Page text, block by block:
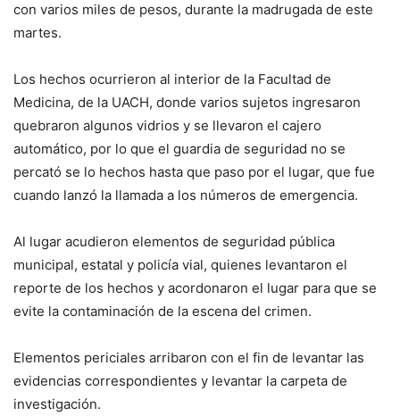
con varios miles de pesos, durante la madrugada de este
martes.
Los hechos ocurrieron al interior de la Facultad de
Medicina, de la UACH, donde varios sujetos ingresaron
quebraron algunos vidrios y se llevaron el cajero
automático, por lo que el guardia de seguridad no se
percató se lo hechos hasta que paso por el lugar, que fue
cuando lanzó la llamada a los números de emergencia.
Al lugar acudieron elementos de seguridad pública
municipal, estatal y policía vial, quienes levantaron el
reporte de los hechos y acordonaron el lugar para que se
evite la contaminación de la escena del crimen.
Elementos periciales arribaron con el fin de levantar las
evidencias correspondientes y levantar la carpeta de
investigación.